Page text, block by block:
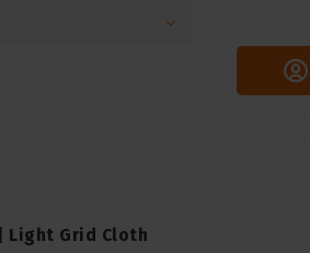
Light Grid Cloth